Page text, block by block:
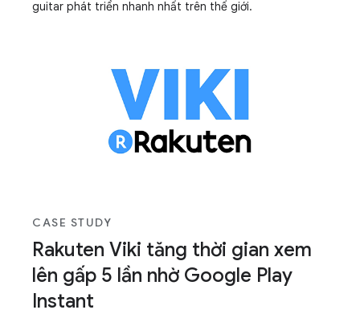
guitar phát triển nhanh nhất trên thế giới.
CASE STUDY
Rakuten Viki tăng thời gian xem
lên gấp 5 lần nhờ Google Play
Instant